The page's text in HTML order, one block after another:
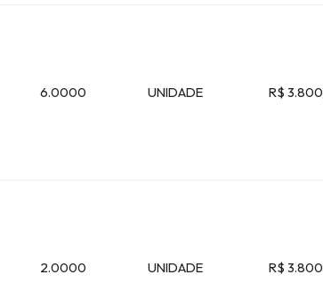
6.0000 UNIDADE R$
2.0000 UNIDADE R$